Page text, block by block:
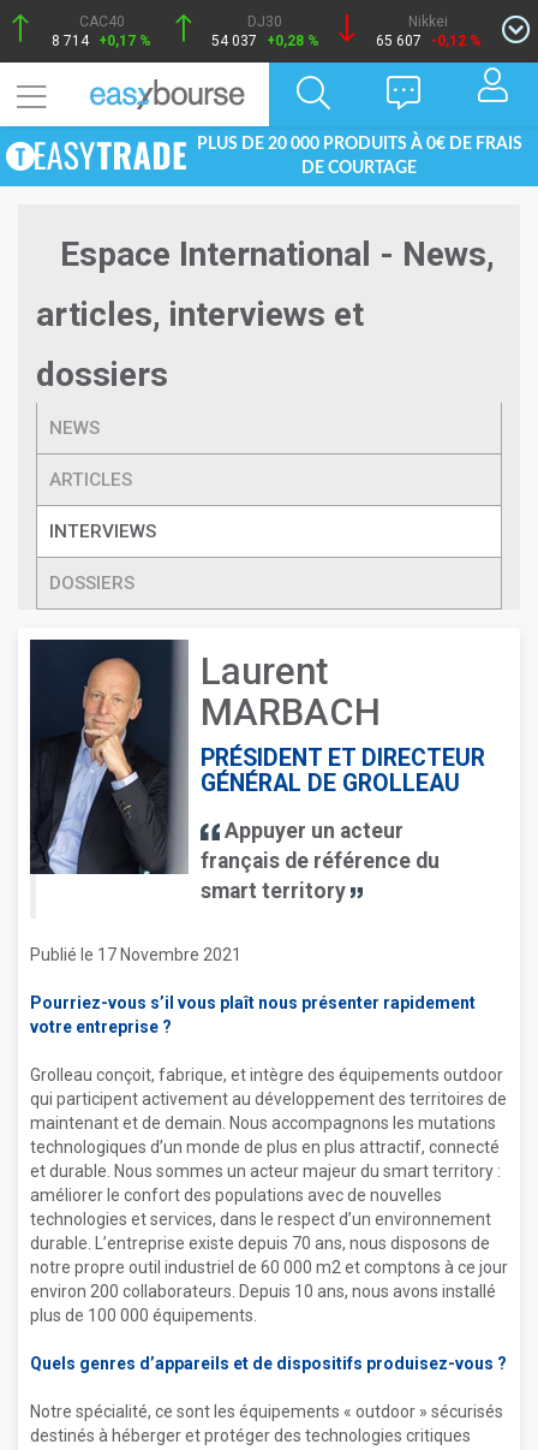
CAC40
8 714 +0,17 %
DJ30
54 037
+0,28 %
Nikkei
65 607
-0,12 %
PLUS DE 20 000 PRODUITS À 0€ DE FRAIS
DE COURTAGE
Espace International - News,
articles, interviews et
dossiers
NEWS
ARTICLES
INTERVIEWS
DOSSIERS
Laurent
MARBACH
PRÉSIDENT ET DIRECTEUR
GÉNÉRAL DE GROLLEAU
Appuyer un acteur
français de référence du
smart territory
Publié le 17 Novembre 2021
Pourriez-vous s’il vous plaît nous présenter rapidement
votre entreprise ?
Grolleau conçoit, fabrique, et intègre des équipements outdoor
qui participent activement au développement des territoires de
maintenant et de demain. Nous accompagnons les mutations
technologiques d’un monde de plus en plus attractif, connecté
et durable. Nous sommes un acteur majeur du smart territory :
améliorer le confort des populations avec de nouvelles
technologies et services, dans le respect d’un environnement
durable. L’entreprise existe depuis 70 ans, nous disposons de
notre propre outil industriel de 60 000 m2 et comptons à ce jour
environ 200 collaborateurs. Depuis 10 ans, nous avons installé
plus de 100 000 équipements.
Quels genres d’appareils et de dispositifs produisez-vous ?
Notre spécialité, ce sont les équipements « outdoor » sécurisés
destinés à héberger et protéger des technologies critiques